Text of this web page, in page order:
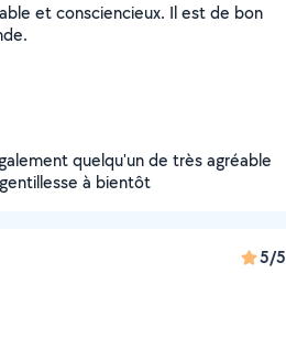
et consciencieux. Il est de bon
quelqu'un de très agréable
à bientôt
5/5